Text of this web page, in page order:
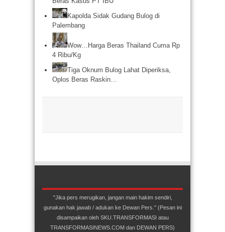
Kapolda Sidak Gudang Bulog di
Palembang
Wow…Harga Beras Thailand Cuma Rp
4 Ribu/Kg
Tiga Oknum Bulog Lahat Diperiksa,
Oplos Beras Raskin…
"Jika pers merugikan, jangan main hakim sendiri,
gunakan hak jawab / adukan ke Dewan Pers." (Pesan ini
disampaikan oleh SKU.TRANSFORMASI atau
TRANSFORMASINEWS.COM dan DEWAN PERS)